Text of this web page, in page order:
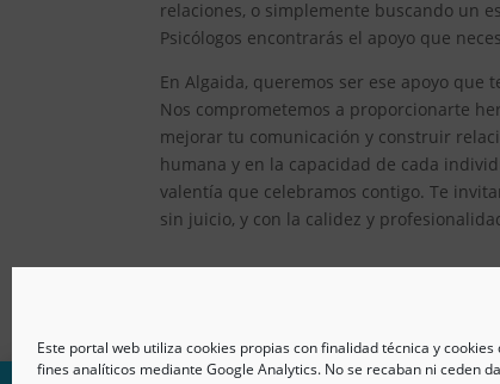
Este portal web utiliza cookies propias con finalidad técnica y
fines analíticos mediante Google Analytics. No se recaban ni ceden
relaciones, o simplemente buscando un
Psicólogos encontrarás el apoyo que
En Algaida, queremos ser ese apoyo
Nos comprometemos a proporcionarte
mejorar tu comunicación y construir
humana y en la capacidad de cada
valentía que celebramos contigo. Te
sin juicio, y con la calidez y